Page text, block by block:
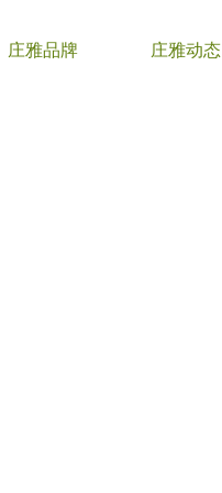
庄雅品牌 庄雅动态